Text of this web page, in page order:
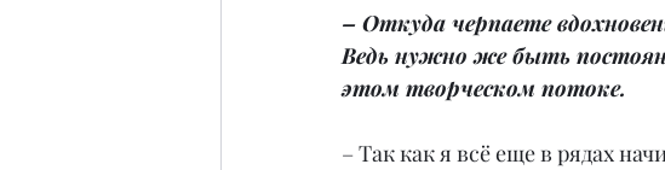
– Откуда черпаете
Ведь нужно же быть
этом творческом потоке.
– Так как я всё еще в рядах